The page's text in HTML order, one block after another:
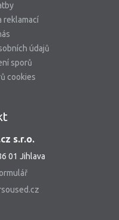
reklamací
údajů
sporů
cookies
s.r.o.
01 Jihlava